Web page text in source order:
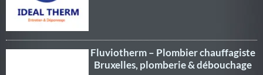
Fluviotherm – Plombier chauffagiste
Bruxelles, plomberie & débouchage